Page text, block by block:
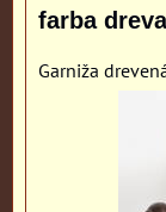
farba
Garniža